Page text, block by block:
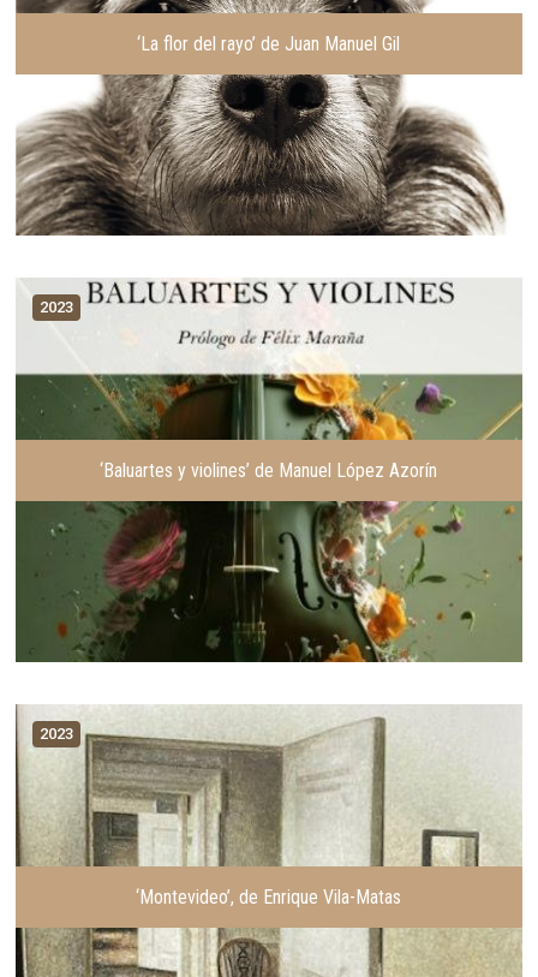
‘La flor del rayo’ de Juan Manuel Gil
2023
‘Baluartes y violines’ de Manuel López Azorín
2023
‘Montevideo’, de Enrique Vila-Matas